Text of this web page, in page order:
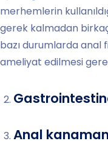
merhemlerin
gerek kalmadan
bazı durumlarda anal
ameliyat edilmesi
Anal